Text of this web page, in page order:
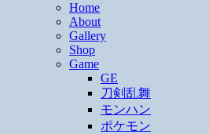
Home
About
Gallery
Shop
Game
GE
刀剣乱舞
モンハン
ポケモン